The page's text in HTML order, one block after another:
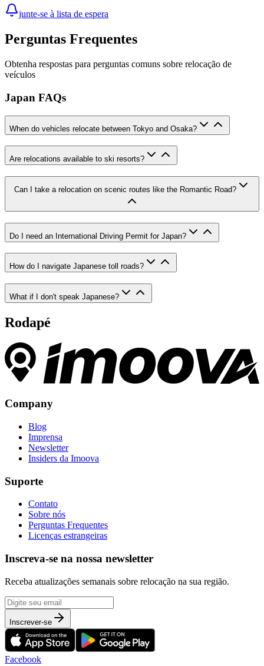
junte-se à lista de espera
Perguntas Frequentes
Obtenha respostas para perguntas comuns sobre relocação de
veículos
Japan FAQs
When do vehicles relocate between Tokyo and Osaka?
Are relocations available to ski resorts?
Can I take a relocation on scenic routes like the Romantic Road?
Do I need an International Driving Permit for Japan?
How do I navigate Japanese toll roads?
What if I don't speak Japanese?
Rodapé
Company
Blog
Imprensa
Newsletter
Insiders da Imoova
Suporte
Contato
Sobre nós
Perguntas Frequentes
Licenças estrangeiras
Inscreva-se na nossa newsletter
Receba atualizações semanais sobre relocação na sua região.
Inscrever-se
Facebook